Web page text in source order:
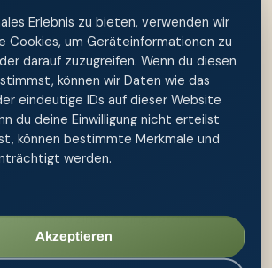
Erlebnis zu bieten, verwenden wir
Cookies, um Geräteinformationen zu
darauf zuzugreifen. Wenn du diesen
können wir Daten wie das
eindeutige IDs auf dieser Website
du deine Einwilligung nicht erteilst
können bestimmte Merkmale und
werden.
Akzeptieren
ist für die äußere Reinigung
weder eine Diagnose noch
Wundversorgung. Wer neue
sollte nicht mehrere
testen, sondern Verlauf,
notieren.
medizinisch eingeordnet